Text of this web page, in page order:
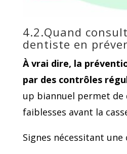
4.2.Quand
dentiste en
À vrai dire, la
par des contrôles
up biannuel permet de
faiblesses avant la
Signes nécessitant